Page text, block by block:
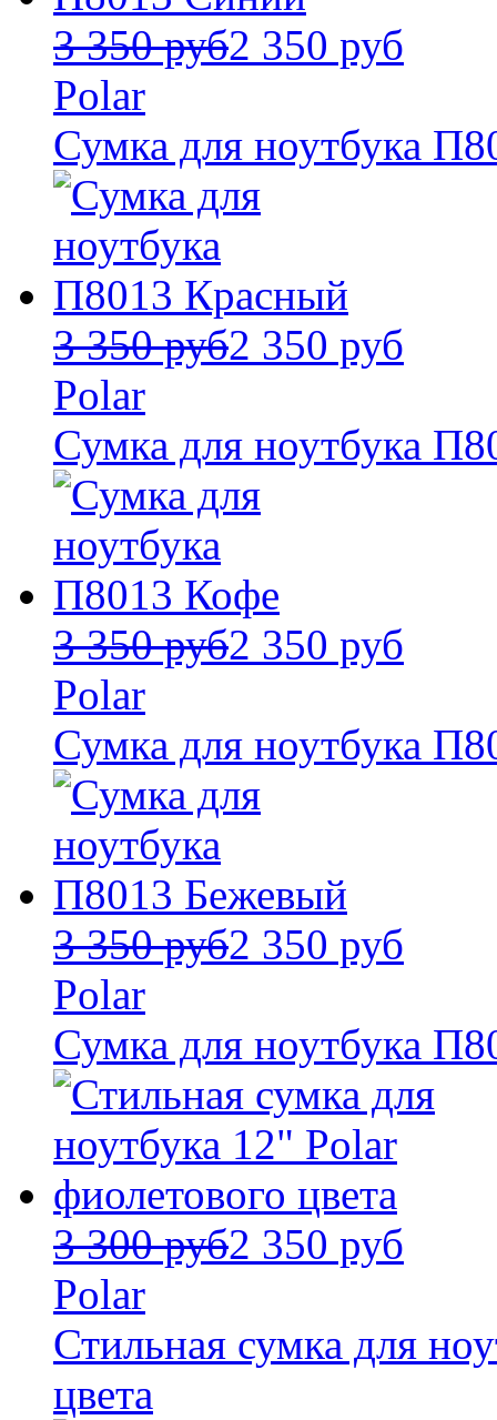
3 350 руб2 350 руб
Polar
Сумка для ноутбука
3 350 руб2 350 руб
Polar
Сумка для ноутбука
3 350 руб2 350 руб
Polar
Сумка для ноутбука
3 350 руб2 350 руб
Polar
Сумка для ноутбука
3 300 руб2 350 руб
Polar
Стильная сумка для
цвета